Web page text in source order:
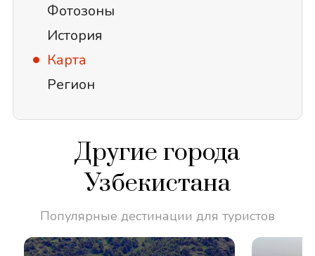
Фотозоны
История
Карта
Регион
Другие города
Узбекистана
Популярные дестинации для туристов